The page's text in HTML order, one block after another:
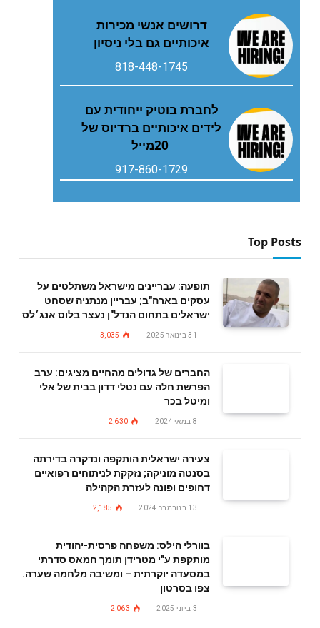
דרושים אנשי מכירות
איכותיים גם בלי ניסיון
818-448-1745
‬20‭ ‬מייל
917-860-1729
Top Posts
תופעה: עבריינים מישראל משתלטים על
עסקים בארה"ב; עבריין מנתניה שסחט
ישראלים בתחום הנדל"ן נעצר בלוס אנג׳לס
31 בינואר 2025 3,035
החברים של גדולים מהחיים מציגים: ערב
הפרשת חלה עם נטלי דדון בבית של אלי
ומיטל בכר
8 במאי 2024 2,630
צעירה ישראלית הותקפה ונדקרה בדירתה
בסנטה מוניקה; נזקקת לניתוחים רפואיים
דחופים ופונה לעזרת הקהילה
13 בנובמבר 2024 2,185
בוורלי הילס: משפחה פרסית-יהודית
מותקפת ע"י מטרידן תומך חמאס סדרתי
במסעדה יוקרתית – ומשיבה מלחמה שערה.
צפו בסרטון
3 ביוני 2025 2,063